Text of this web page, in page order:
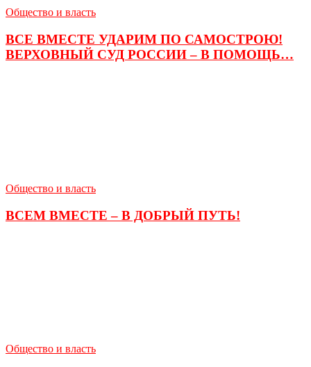
Общество и власть
ВСЕ ВМЕСТЕ УДАРИМ ПО САМОСТРОЮ!
ВЕРХОВНЫЙ СУД РОССИИ – В ПОМОЩЬ…
Общество и власть
ВСЕМ ВМЕСТЕ – В ДОБРЫЙ ПУТЬ!
Общество и власть